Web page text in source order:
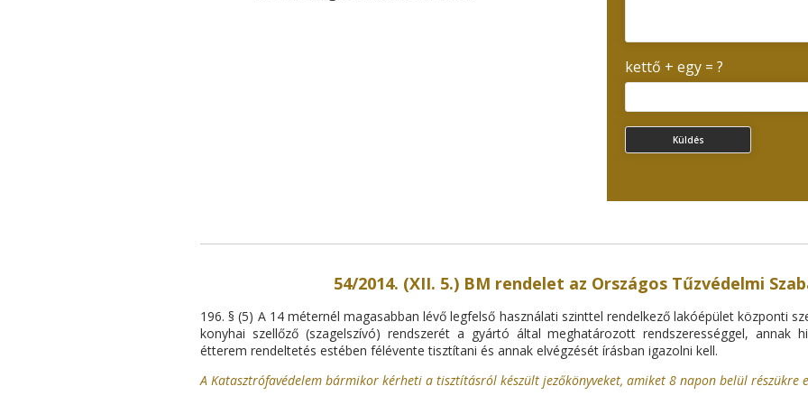
kettő + egy = ?
54/2014. (XII. 5.) BM rendelet az Országos Tűzvédelmi
196. § (5) A 14 méternél magasabban lévő legfelső használati szinttel rendelkező lakóépület központi
konyhai szellőző (szagelszívó) rendszerét a gyártó által meghatározott rendszerességgel, annak
étterem rendeltetés estében félévente tisztítani és annak elvégzését írásban igazolni kell.
A Katasztrófavédelem bármikor kérheti a tisztításról készült jezőkönyveket, amiket 8 napon belül részükre